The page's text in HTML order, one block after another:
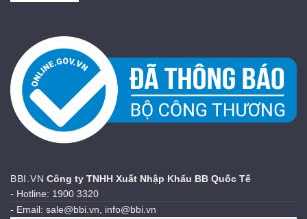
BBI.VN Công ty TNHH Xuất Nhập Khẩu BB Quốc Tế
- Hotline: 1900 3320
- Email: sale@bbi.vn, info@bbi.vn